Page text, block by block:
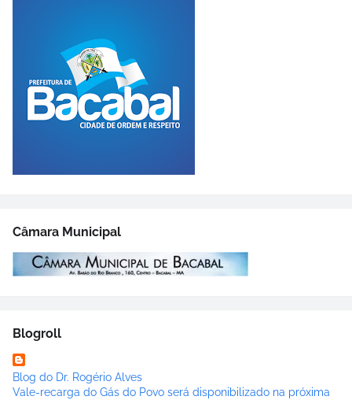
Câmara Municipal
Blogroll
Blog do Dr. Rogério Alves
Vale-recarga do Gás do Povo será disponibilizado na próxima